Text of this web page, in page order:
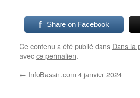
Share on Facebook
Ce contenu a été publié dans Dans la
avecce permalien.
← InfoBassin.com 4 janvier 2024